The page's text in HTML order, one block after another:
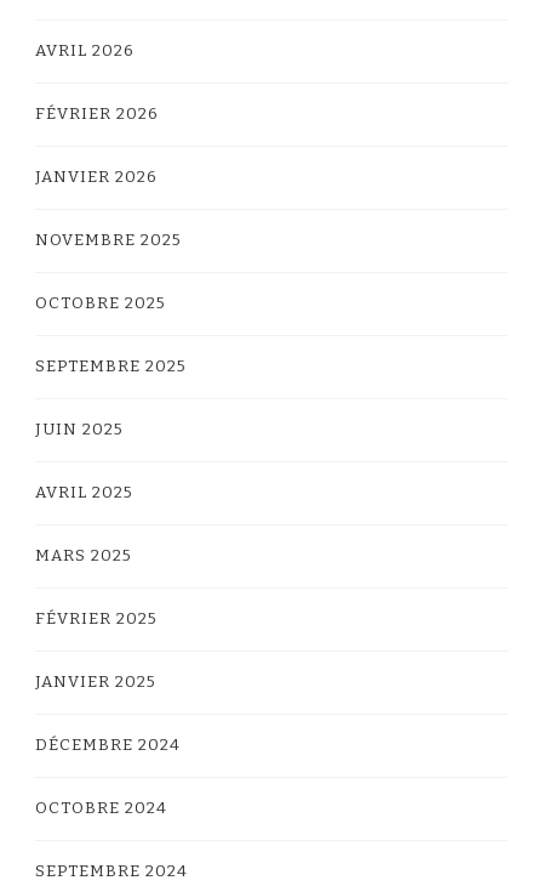
AVRIL 2026
FÉVRIER 2026
JANVIER 2026
NOVEMBRE 2025
OCTOBRE 2025
SEPTEMBRE 2025
JUIN 2025
AVRIL 2025
MARS 2025
FÉVRIER 2025
JANVIER 2025
DÉCEMBRE 2024
OCTOBRE 2024
SEPTEMBRE 2024